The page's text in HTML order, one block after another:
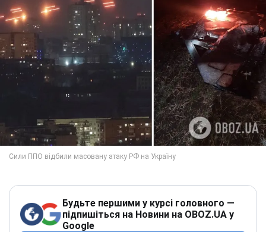
Будьте першими у курсі головного —
підпишіться на Новини на OBOZ.UA у
Google